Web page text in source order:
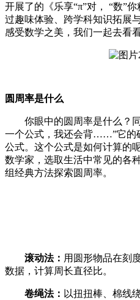
开展了的《乐享“π”对， “数”
过趣味体验、跨学科知识拓展
感受数学之美，我们一起去看
圆周率是什么
你眼中的圆周率是什么？
一个公式，我还会背……”它的
公式。这个公式是如何计算的
数学家，选取生活中常见的各
组经典方法探索圆周率。
滚动法： 用圆形物品在刻
数据，计算周长直径比。
卷绳法： 以扭扭棒、棉线